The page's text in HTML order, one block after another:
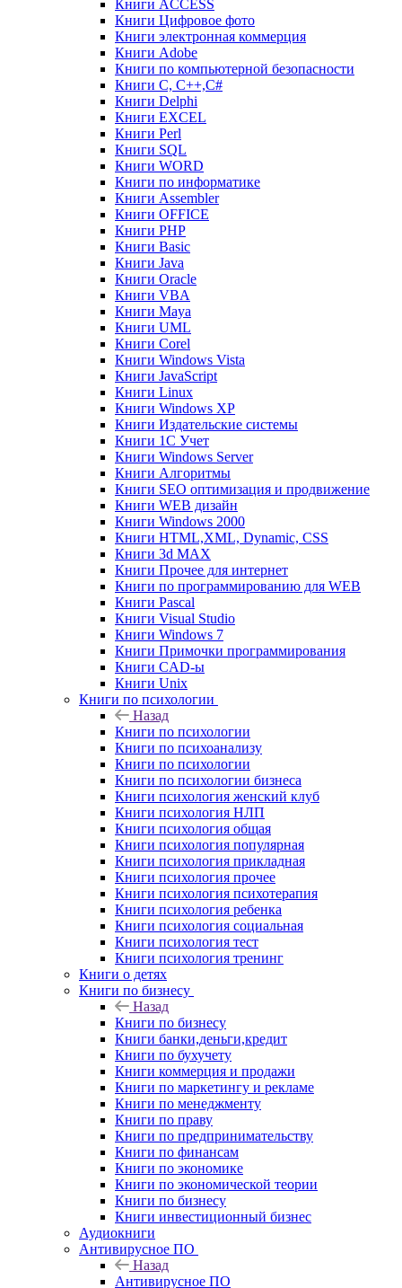
Книги ACCESS
Книги Цифровое фото
Книги электронная коммерция
Книги Adobe
Книги по компьютерной безопасности
Книги C, C++,С#
Книги Delphi
Книги EXCEL
Книги Perl
Книги SQL
Книги WORD
Книги по информатике
Книги Assembler
Книги OFFICE
Книги PHP
Книги Basic
Книги Java
Книги Oracle
Книги VBA
Книги Maya
Книги UML
Книги Corel
Книги Windows Vista
Книги JavaScript
Книги Linux
Книги Windows XP
Книги Издательские системы
Книги 1C Учет
Книги Windows Server
Книги Алгоритмы
Книги SEO оптимизация и продвижение
Книги WEB дизайн
Книги Windows 2000
Книги HTML,XML, Dynamic, CSS
Книги 3d MAX
Книги Прочее для интернет
Книги по программированию для WEB
Книги Pascal
Книги Visual Studio
Книги Windows 7
Книги Примочки программирования
Книги CAD-ы
Книги Unix
Книги по психологии
Назад
Книги по психологии
Книги по психоанализу
Книги по психологии
Книги по психологии бизнеса
Книги психология женский клуб
Книги психология НЛП
Книги психология общая
Книги психология популярная
Книги психология прикладная
Книги психология прочее
Книги психология психотерапия
Книги психология ребенка
Книги психология социальная
Книги психология тест
Книги психология тренинг
Книги о детях
Книги по бизнесу
Назад
Книги по бизнесу
Книги банки,деньги,кредит
Книги по бухучету
Книги коммерция и продажи
Книги по маркетингу и рекламе
Книги по менеджменту
Книги по праву
Книги по предпринимательству
Книги по финансам
Книги по экономике
Книги по экономической теории
Книги по бизнесу
Книги инвестиционный бизнес
Аудиокниги
Антивирусное ПО
Назад
Антивирусное ПО